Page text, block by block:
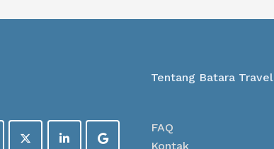
Tentang Batara Travel
FAQ
Kontak